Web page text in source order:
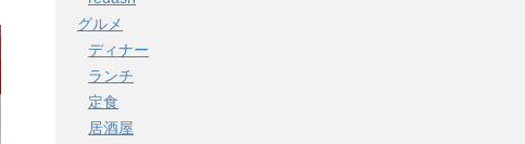
グルメ
ディナー
ランチ
定食
居酒屋